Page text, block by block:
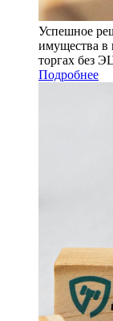
Успешное
имущества в
торгах без
Подробнее